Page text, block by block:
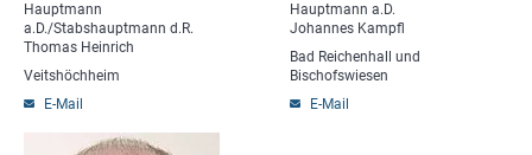
Hauptmann
a.D./Stabshauptmann d.R.
Thomas Heinrich
Veitshöchheim
E-Mail
Hauptmann a.D.
Johannes Kampfl
Bad Reichenhall und
Bischofswiesen
E-Mail